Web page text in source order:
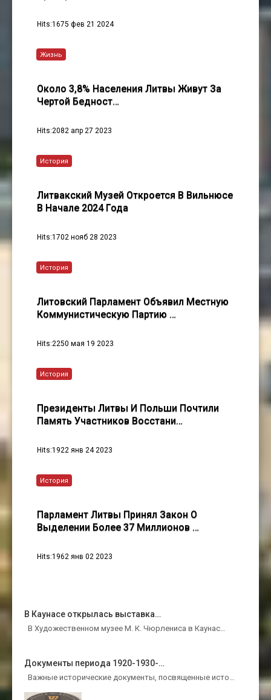
Hits:1675 фев 21 2024
Около 3,8% Населения Литвы Живут За
Чертой Бедност…
Hits:2082 апр 27 2023
Жизнь
Литвакский Музей Откроется В Вильнюсе
В Начале 2024 Года
Hits:1702 нояб 28 2023
История
Литовский Парламент Объявил Местную
Коммунистическую Партию …
Hits:2250 мая 19 2023
История
Президенты Литвы И Польши Почтили
Память Участников Восстани…
Hits:1922 янв 24 2023
История
Парламент Литвы Принял Закон О
Выделении Более 37 Миллионов …
Hits:1962 янв 02 2023
История
В Каунасе открылась выставка…
В Художественном музее М. К. Чюрлениса в Каунас…
Документы периода 1920-1930-…
Важные исторические документы, посвященные исто…